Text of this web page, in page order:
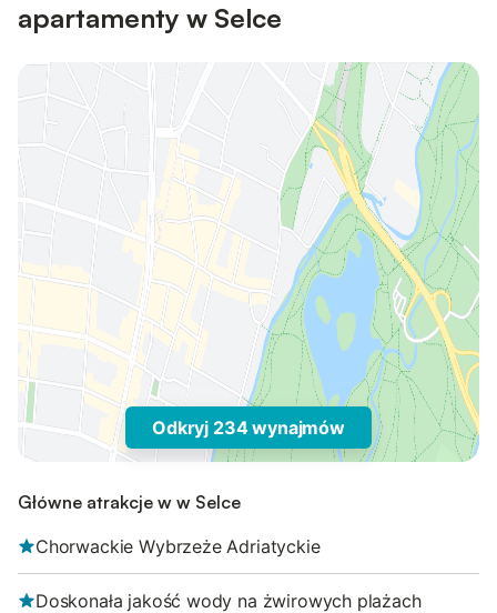
apartamenty w Selce
Odkryj 234 wynajmów
Główne atrakcje w w Selce
Chorwackie Wybrzeże Adriatyckie
Doskonała jakość wody na żwirowych plażach